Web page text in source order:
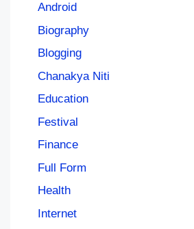
Android
Biography
Blogging
Chanakya Niti
Education
Festival
Finance
Full Form
Health
Internet